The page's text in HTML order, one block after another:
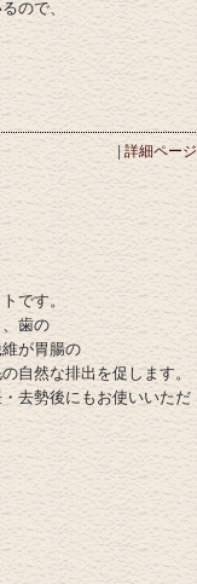
ので、
|詳細ページ
です。
歯の
が胃腸の
自然な排出を促します。
去勢後にもお使いいただ